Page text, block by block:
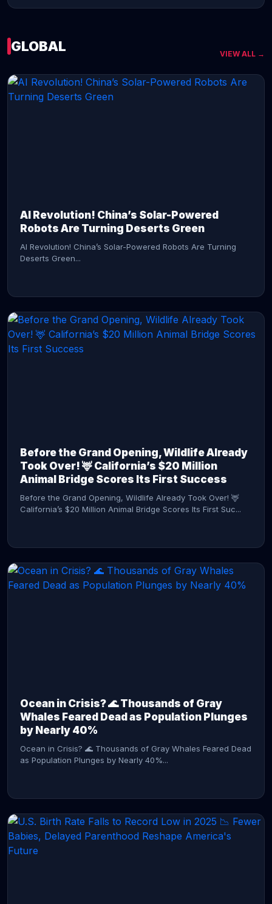
GLOBAL VIEW ALL →
AI Revolution! China’s Solar-Powered
Robots Are Turning Deserts Green
AI Revolution! China’s Solar-Powered Robots Are Turning
Deserts Green...
Before the Grand Opening, Wildlife Already
Took Over! 🦌 California’s $20 Million
Animal Bridge Scores Its First Success
Before the Grand Opening, Wildlife Already Took Over! 🦌
California’s $20 Million Animal Bridge Scores Its First Suc...
Ocean in Crisis? 🌊 Thousands of Gray
Whales Feared Dead as Population Plunges
by Nearly 40%
Ocean in Crisis? 🌊 Thousands of Gray Whales Feared Dead
as Population Plunges by Nearly 40%...